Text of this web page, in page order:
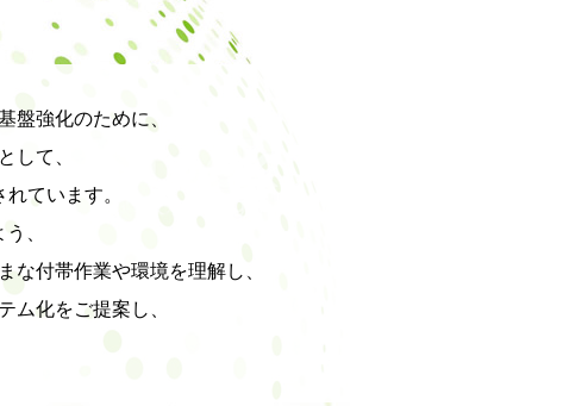
盤強化のために、
して、
ています。
、
な付帯作業や環境を理解し、
ム化をご提案し、